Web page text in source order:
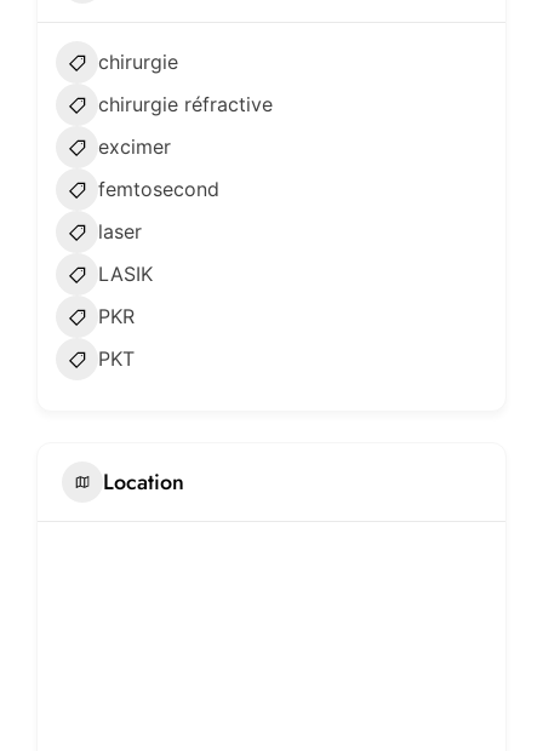
chirurgie
chirurgie réfractive
excimer
femtosecond
laser
LASIK
PKR
PKT
Location